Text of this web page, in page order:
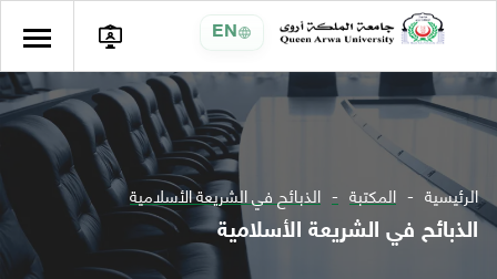
EN
الرئيسية المكتبة الذبائح في الشريعة الأسلامية
الذبائح في الشريعة الأسلامية